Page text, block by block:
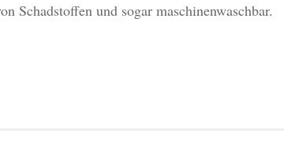
Schadstoffen und sogar maschinenwaschbar.